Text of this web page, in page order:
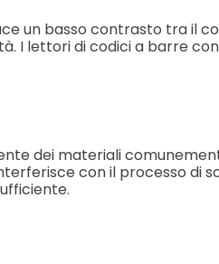
un basso contrasto tra il
I lettori di codici a barre
dei materiali
con il processo di